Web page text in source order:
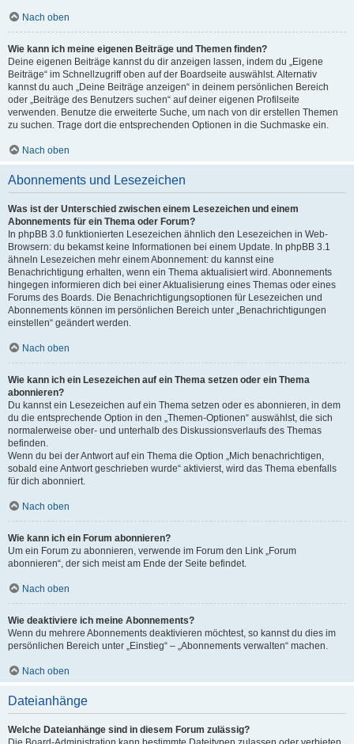
Nach oben
Wie kann ich meine eigenen Beiträge und Themen finden?
Deine eigenen Beiträge kannst du dir anzeigen lassen, indem du „Eigene
Beiträge“ im Schnellzugriff oben auf der Boardseite auswählst. Alternativ
kannst du auch „Deine Beiträge anzeigen“ in deinem persönlichen Bereich
oder „Beiträge des Benutzers suchen“ auf deiner eigenen Profilseite
verwenden. Benutze die erweiterte Suche, um nach von dir erstellen Themen
zu suchen. Trage dort die entsprechenden Optionen in die Suchmaske ein.
Nach oben
Abonnements und Lesezeichen
Was ist der Unterschied zwischen einem Lesezeichen und einem
Abonnements für ein Thema oder Forum?
In phpBB 3.0 funktionierten Lesezeichen ähnlich den Lesezeichen in Web-
Browsern: du bekamst keine Informationen bei einem Update. In phpBB 3.1
ähneln Lesezeichen mehr einem Abonnement: du kannst eine
Benachrichtigung erhalten, wenn ein Thema aktualisiert wird. Abonnements
hingegen informieren dich bei einer Aktualisierung eines Themas oder eines
Forums des Boards. Die Benachrichtigungsoptionen für Lesezeichen und
Abonnements können im persönlichen Bereich unter „Benachrichtigungen
einstellen“ geändert werden.
Nach oben
Wie kann ich ein Lesezeichen auf ein Thema setzen oder ein Thema
abonnieren?
Du kannst ein Lesezeichen auf ein Thema setzen oder es abonnieren, in dem
du die entsprechende Option in den „Themen-Optionen“ auswählst, die sich
normalerweise ober- und unterhalb des Diskussionsverlaufs des Themas
befinden.
Wenn du bei der Antwort auf ein Thema die Option „Mich benachrichtigen,
sobald eine Antwort geschrieben wurde“ aktivierst, wird das Thema ebenfalls
für dich abonniert.
Nach oben
Wie kann ich ein Forum abonnieren?
Um ein Forum zu abonnieren, verwende im Forum den Link „Forum
abonnieren“, der sich meist am Ende der Seite befindet.
Nach oben
Wie deaktiviere ich meine Abonnements?
Wenn du mehrere Abonnements deaktivieren möchtest, so kannst du dies im
persönlichen Bereich unter „Einstieg“ – „Abonnements verwalten“ machen.
Nach oben
Dateianhänge
Welche Dateianhänge sind in diesem Forum zulässig?